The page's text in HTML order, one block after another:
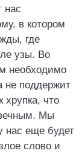
нас
в котором
где
узы. Во
необходимо
не поддержит
хрупка, что
Мы
нас еще будет
слово и